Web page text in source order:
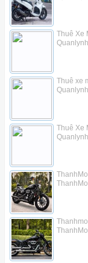
Thuê Xe
Thuê xe
Thuê Xe